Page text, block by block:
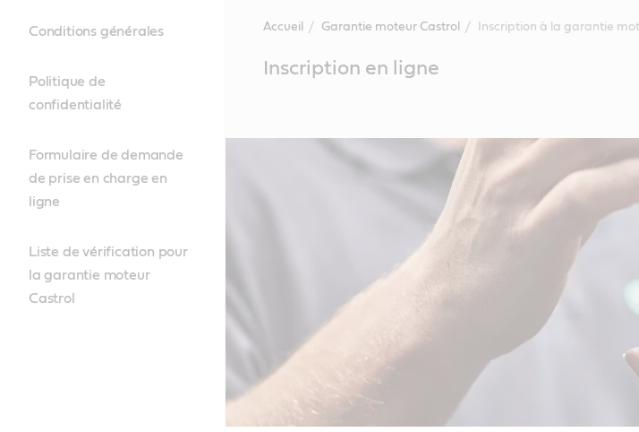
Conditions générales
Politique de
confidentialité
Formulaire de demande
de prise en charge en
ligne
Liste de vérification pour
la garantie moteur
Castrol
Accueil Garantie moteur Castrol Inscription à la garantie
ContentInscription en ligne